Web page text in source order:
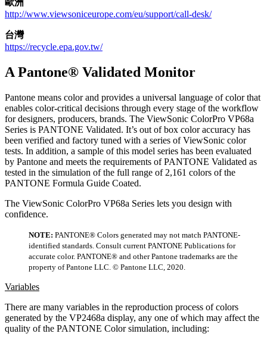
歐洲
http://www.viewsoniceurope.com/eu/support/call-desk/
台灣
https://recycle.epa.gov.tw/
A Pantone® Validated Monitor
Pantone means color and provides a universal language of color that
enables color-critical decisions through every stage of the workflow
for designers, producers, brands. The ViewSonic ColorPro VP68a
Series is PANTONE Validated. It’s out of box color accuracy has
been verified and factory tuned with a series of ViewSonic color
tests. In addition, a sample of this model series has been evaluated
by Pantone and meets the requirements of PANTONE Validated as
tested in the simulation of the full range of 2,161 colors of the
PANTONE Formula Guide Coated.
The ViewSonic ColorPro VP68a Series lets you design with
confidence.
NOTE: PANTONE® Colors generated may not match PANTONE-
identified standards. Consult current PANTONE Publications for
accurate color. PANTONE® and other Pantone trademarks are the
property of Pantone LLC. © Pantone LLC, 2020.
Variables
There are many variables in the reproduction process of colors
generated by the VP2468a display, any one of which may affect the
quality of the PANTONE Color simulation, including: